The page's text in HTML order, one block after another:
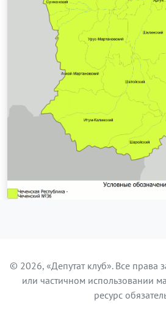
© 2026, «Депутат клуб». Все
или частичном использовании
ресурс